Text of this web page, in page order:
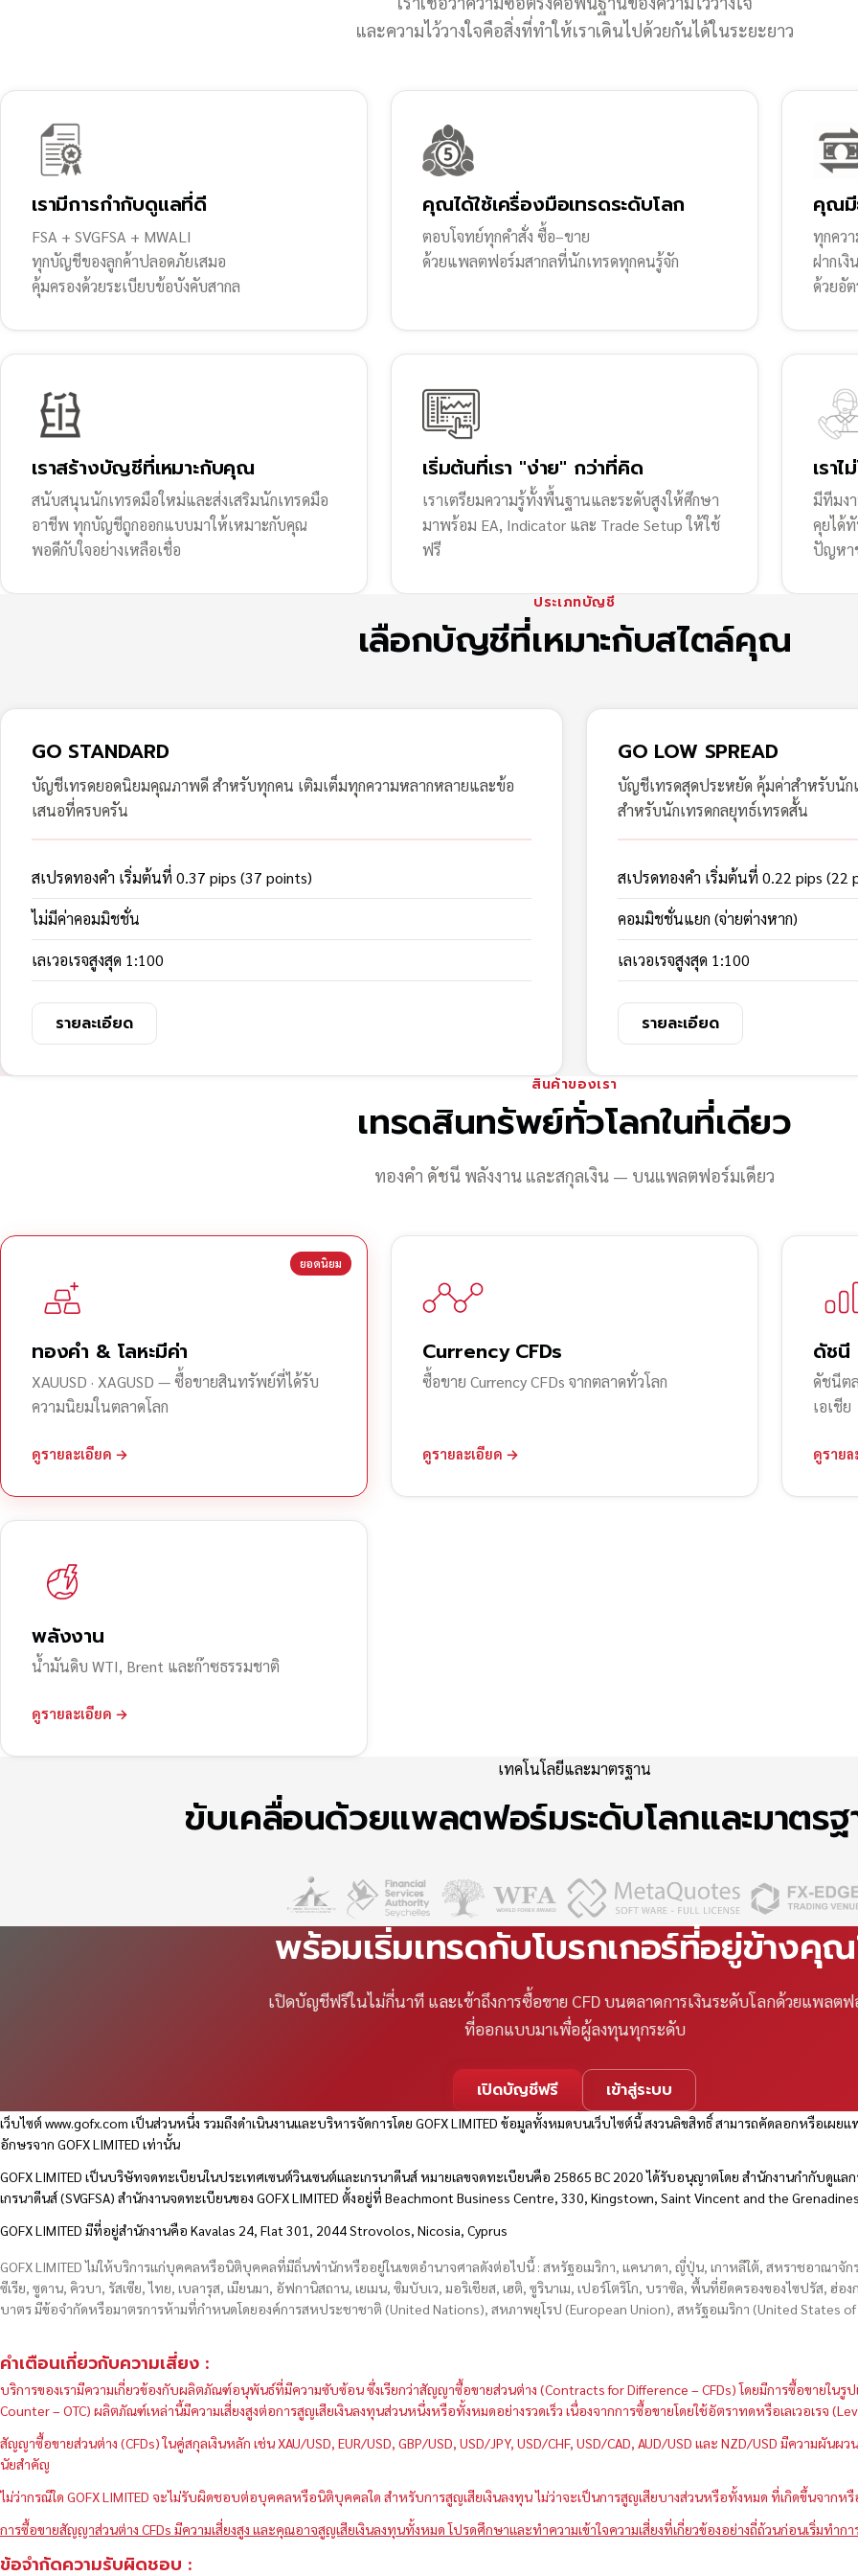
และความไว้วางใจคือสิ่งที่ทำให้เราเดินไปด้วยกันได้ในระยะยาว
เรามีการกำกับดูแลที่ดี
FSA + SVGFSA + MWALI
ทุกบัญชีของลูกค้าปลอดภัยเสมอ
คุ้มครองด้วยระเบียบข้อบังคับสากล
คุณได้ใช้เครื่องมือเทรดระดับโลก
ตอบโจทย์ทุกคำสั่ง ซื้อ–ขาย
ด้วยแพลตฟอร์มสากลที่นักเทรดทุกคนรู้จัก
คุณมี
ทุกควา
ฝากเงิ
ด้วยอั
เราสร้างบัญชีที่เหมาะกับคุณ
สนับสนุนนักเทรดมือใหม่และส่งเสริมนักเทรดมือ
อาชีพ ทุกบัญชีถูกออกแบบมาให้เหมาะกับคุณ
พอดีกับใจอย่างเหลือเชื่อ
เริ่มต้นที่เรา "ง่าย" กว่าที่คิด
เราเตรียมความรู้ทั้งพื้นฐานและระดับสูงให้ศึกษา
มาพร้อม EA, Indicator และ Trade Setup ให้ใช้
ฟรี
เรา
มีทีมง
คุยได้
ปัญหา
ประเภทบัญชี
เลือกบัญชีที่เหมาะกับสไตล์คุณ
GO STANDARD
บัญชีเทรดยอดนิยมคุณภาพดี สำหรับทุกคน เติมเต็มทุกความหลากหลายและข้อ
เสนอที่ครบครัน
สเปรดทองคำ เริ่มต้นที่ 0.37 pips (37 points)
ไม่มีค่าคอมมิชชั่น
เลเวอเรจสูงสุด 1:100
รายละเอียด
GO LOW SPREAD
บัญชีเทรดสุดประหยัด คุ้มค่าสำหรับนัก
สำหรับนักเทรดกลยุทธ์เทรดสั้น
สเปรดทองคำ เริ่มต้นที่ 0.22 pips (22
คอมมิชชั่นแยก (จ่ายต่างหาก)
เลเวอเรจสูงสุด 1:100
รายละเอียด
สินค้าของเรา
เทรดสินทรัพย์ทั่วโลกในที่เดียว
ทองคำ ดัชนี พลังงาน และสกุลเงิน — บนแพลตฟอร์มเดียว
ยอดนิยม
ทองคำ & โลหะมีค่า
XAUUSD · XAGUSD — ซื้อขายสินทรัพย์ที่ได้รับ
ความนิยมในตลาดโลก
ดูรายละเอียด →
Currency CFDs
ซื้อขาย Currency CFDs จากตลาดทั่วโลก
ดูรายละเอียด →
ดัชนี
ดัชนีต
เอเชีย
ดูราย
พลังงาน
น้ำมันดิบ WTI, Brent และก๊าซธรรมชาติ
ดูรายละเอียด →
เทคโนโลยีและมาตรฐาน
ขับเคลื่อนด้วยแพลตฟอร์มระดับโลกและมาตรฐ
พร้อมเริ่มเทรดกับโบรกเกอร์ที่อยู่ข้างคุ
เปิดบัญชีฟรีในไม่กี่นาที และเข้าถึงการซื้อขาย CFD บนตลาดการเงินระดับโลกด้วยแพลตฟ
ที่ออกแบบมาเพื่อผู้ลงทุนทุกระดับ
เปิดบัญชีฟรี เข้าสู่ระบบ
เว็บไซต์www.gofx.com เป็นส่วนหนึ่ง รวมถึงดำเนินงานและบริหารจัดการโดย GOFX LIMITED ข้อมูลทั้งหมดบนเว็บไซต์นี้ สงวนลิขสิทธิ์ สามารถคัดลอกหรือเผ
อักษรจาก GOFX LIMITED เท่านั้น
GOFX LIMITED เป็นบริษัทจดทะเบียนในประเทศเซนต์วินเซนต์และเกรนาดีนส์ หมายเลขจดทะเบียนคือ 25865 BC 2020 ได้รับอนุญาตโดย สำนักงานกำกับดูแล
เกรนาดีนส์ (SVGFSA) สำนักงานจดทะเบียนของ GOFX LIMITED ตั้งอยู่ที่ Beachmont Business Centre, 330, Kingstown, Saint Vincent and the Grenadines
GOFX LIMITED มีที่อยู่สำนักงานคือ Kavalas 24, Flat 301, 2044 Strovolos, Nicosia, Cyprus
GOFX LIMITED ไม่ให้บริการแก่บุคคลหรือนิติบุคคลที่มีถิ่นพำนักหรืออยู่ในเขตอำนาจศาลดังต่อไปนี้ : สหรัฐอเมริกา, แคนาดา, ญี่ปุ่น, เกาหลีใต้, สหราชอาณาจั
ซีเรีย, ซูดาน, คิวบา, รัสเซีย, ไทย, เบลารุส, เมียนมา, อัฟกานิสถาน, เยเมน, ซิมบับเว, มอริเชียส, เฮติ, ซูรินาเม, เปอร์โตริโก, บราซิล, พื้นที่ยึดครองของไซปรัส, ฮ่อ
บาตร มีข้อจำกัดหรือมาตรการห้ามที่กำหนดโดยองค์การสหประชาชาติ (United Nations), สหภาพยุโรป (European Union), สหรัฐอเมริกา (United States
คำเตือนเกี่ยวกับความเสี่ยง :
บริการของเรามีความเกี่ยวข้องกับผลิตภัณฑ์อนุพันธ์ที่มีความซับซ้อน ซึ่งเรียกว่าสัญญาซื้อขายส่วนต่าง (Contracts for Difference – CFDs) โดยมีการซื้อขายใ
Counter – OTC) ผลิตภัณฑ์เหล่านี้มีความเสี่ยงสูงต่อการสูญเสียเงินลงทุนส่วนหนึ่งหรือทั้งหมดอย่างรวดเร็ว เนื่องจากการซื้อขายโดยใช้อัตราทดหรือเลเวอเรจ
สัญญาซื้อขายส่วนต่าง (CFDs) ในคู่สกุลเงินหลัก เช่น XAU/USD, EUR/USD, GBP/USD, USD/JPY, USD/CHF, USD/CAD, AUD/USD และ NZD/USD มีความผัน
นัยสำคัญ
ไม่ว่ากรณีใด GOFX LIMITED จะไม่รับผิดชอบต่อบุคคลหรือนิติบุคคลใด สำหรับการสูญเสียเงินลงทุน ไม่ว่าจะเป็นการสูญเสียบางส่วนหรือทั้งหมด ที่เกิดขึ้นจากหรื
การซื้อขายสัญญาส่วนต่าง CFDs มีความเสี่ยงสูง และคุณอาจสูญเสียเงินลงทุนทั้งหมด โปรดศึกษาและทำความเข้าใจความเสี่ยงที่เกี่ยวข้องอย่างถี่ถ้วนก่อนเริ่มทำกา
ข้อจำกัดความรับผิดชอบ :